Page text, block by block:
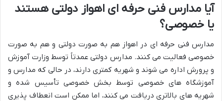
آیا مدارس فنی حرفه ای اهواز دولتی هستند
یا خصوصی؟
مدارس فنی حرفه ای در اهواز هم به صورت دولتی و هم به صورت
خصوصی فعالیت می کنند. مدارس دولتی عمدتاً توسط وزارت آموزش
و پرورش اداره می شوند و شهریه کمتری دارند، در حالی که مدارس و
آموزشگاه های خصوصی توسط بخش خصوصی تأسیس شده و
شهریه های بالاتری دریافت می کنند، اما ممکن است انعطاف پذیری